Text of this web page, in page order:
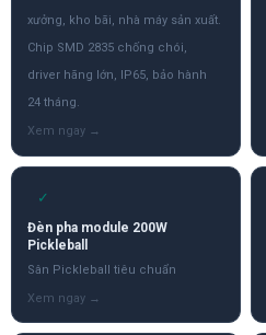
xưởng, kho bãi, nhà máy sản xuất.
Chip SMD 2835 chống chói,
driver hãng lớn, IP65, bảo hành
24 tháng.
✓
Đèn pha module 200W
Pickleball
Sân Pickleball tiêu chuẩn